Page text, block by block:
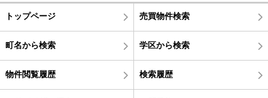
トップページ 売買物件検索
町名から検索 学区から検索
物件閲覧履歴 検索履歴